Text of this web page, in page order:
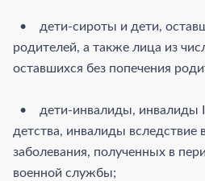
• дети-сироты и дети,
родителей, а также лица из
оставшихся без попечения
• дети-инвалиды, инвалиды I
детства, инвалиды вследствие
заболевания, полученных в
военной службы;